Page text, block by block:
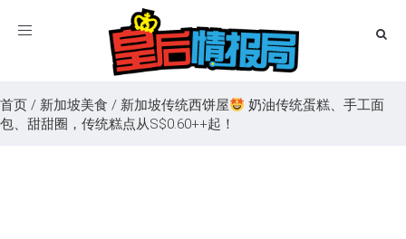
Toggle
首页 / 新加坡美食 / 新加坡传统西饼屋
奶油传统蛋糕、手工面
包、甜甜圈，传统糕点从S$0.60++起！